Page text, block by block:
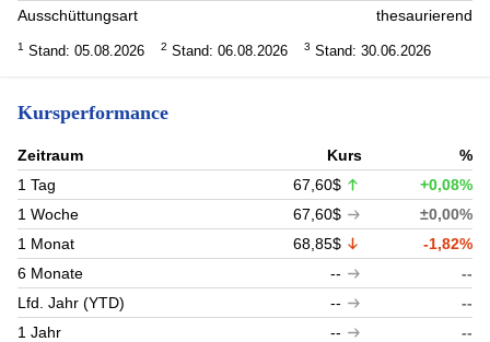
Ausschüttungsart thesaurierend
1 Stand: 05.08.2026 2 Stand: 06.08.2026 3 Stand: 30.06.2026
Kursperformance
Zeitraum Kurs
%
1 Tag
67,60$
+0,08%
1 Woche
67,60$
±0,00%
1 Monat
68,85$
-1,82%
6 Monate
--
--
Lfd. Jahr (YTD)
--
--
1 Jahr
--
--